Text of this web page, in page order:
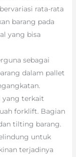
rata-rata
barang pada
yang bisa
sebagai
dalam pallet
yang terkait
forklift. Bagian
tilting barang.
untuk
terjadinya